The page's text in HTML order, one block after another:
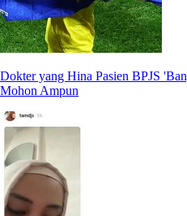
Dokter yang Hina Pasien BPJS
Mohon Ampun